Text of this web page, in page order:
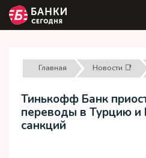
Главная Новости 📑
Тинькофф Банк
переводы в Турцию и
санкций